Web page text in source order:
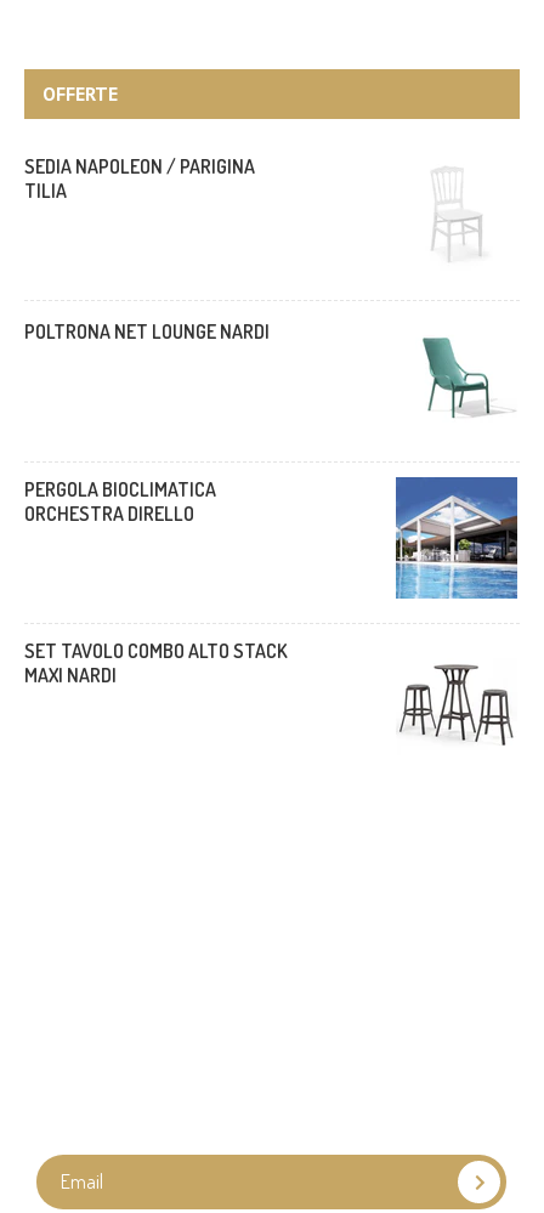
OFFERTE
SEDIA NAPOLEON / PARIGINA
TILIA
POLTRONA NET LOUNGE NARDI
PERGOLA BIOCLIMATICA
ORCHESTRA DIRELLO
SET TAVOLO COMBO ALTO STACK
MAXI NARDI